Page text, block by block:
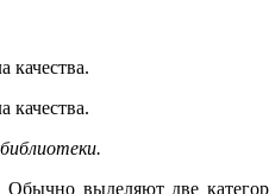
качества.
качества.
Обычно выделяют две